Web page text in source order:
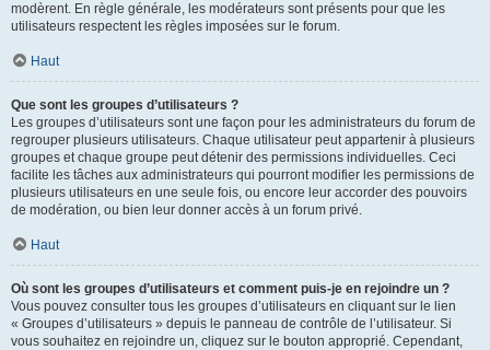
modèrent. En règle générale, les modérateurs sont présents pour que les
utilisateurs respectent les règles imposées sur le forum.
Haut
Que sont les groupes d’utilisateurs ?
Les groupes d’utilisateurs sont une façon pour les administrateurs du forum de
regrouper plusieurs utilisateurs. Chaque utilisateur peut appartenir à plusieurs
groupes et chaque groupe peut détenir des permissions individuelles. Ceci
facilite les tâches aux administrateurs qui pourront modifier les permissions de
plusieurs utilisateurs en une seule fois, ou encore leur accorder des pouvoirs
de modération, ou bien leur donner accès à un forum privé.
Haut
Où sont les groupes d’utilisateurs et comment puis-je en rejoindre un ?
Vous pouvez consulter tous les groupes d’utilisateurs en cliquant sur le lien
« Groupes d’utilisateurs » depuis le panneau de contrôle de l’utilisateur. Si
vous souhaitez en rejoindre un, cliquez sur le bouton approprié. Cependant,